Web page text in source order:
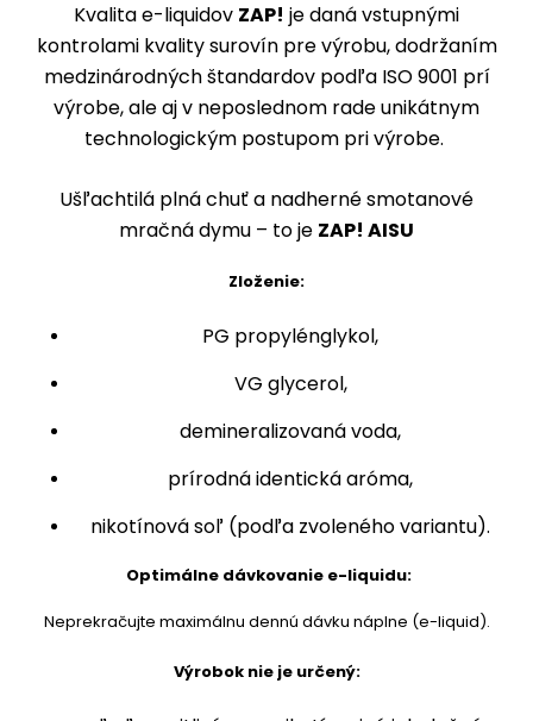
Kvalita e-liquidov ZAP! je daná vstupnými
kontrolami kvality surovín pre výrobu, dodržaním
medzinárodných štandardov podľa ISO 9001 prí
výrobe, ale aj v neposlednom rade unikátnym
technologickým postupom pri výrobe.
Ušľachtilá plná chuť a nadherné smotanové
mračná dymu – to je ZAP! AISU
Zloženie:
PG propylénglykol,
VG glycerol,
demineralizovaná voda,
prírodná identická aróma,
nikotínová soľ (podľa zvoleného variantu).
Optimálne dávkovanie e-liquidu:
Neprekračujte maximálnu dennú dávku náplne (e-liquid).
Výrobok nie je určený: